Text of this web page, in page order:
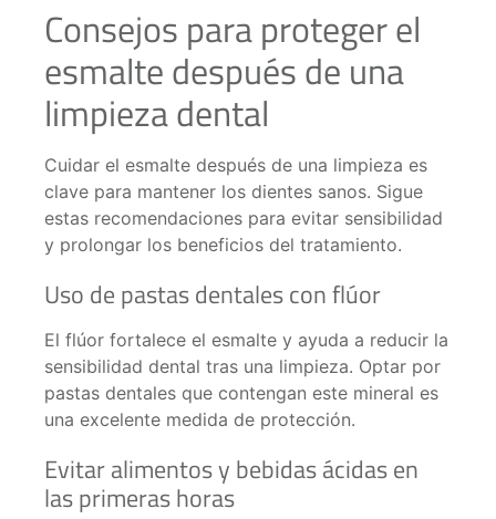
Consejos para proteger el
esmalte después de una
limpieza dental
Cuidar el esmalte después de una limpieza es
clave para mantener los dientes sanos. Sigue
estas recomendaciones para evitar sensibilidad
y prolongar los beneficios del tratamiento.
Uso de pastas dentales con flúor
El flúor fortalece el esmalte y ayuda a reducir la
sensibilidad dental tras una limpieza. Optar por
pastas dentales que contengan este mineral es
una excelente medida de protección.
Evitar alimentos y bebidas ácidas en
las primeras horas